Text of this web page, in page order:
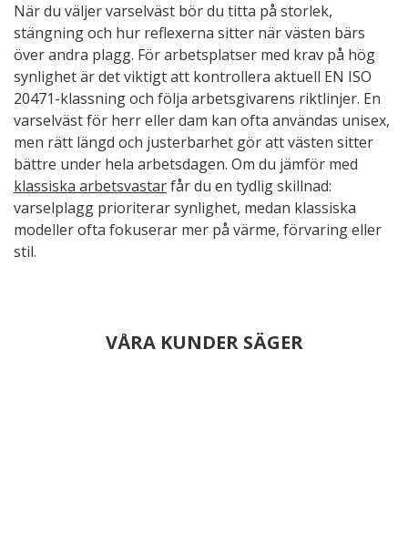
När du väljer varselväst bör du titta på storlek,
stängning och hur reflexerna sitter när västen bärs
över andra plagg. För arbetsplatser med krav på hög
synlighet är det viktigt att kontrollera aktuell EN ISO
20471-klassning och följa arbetsgivarens riktlinjer. En
varselväst för herr eller dam kan ofta användas unisex,
men rätt längd och justerbarhet gör att västen sitter
bättre under hela arbetsdagen. Om du jämför med
klassiska arbetsvastarfår du en tydlig skillnad:
varselplagg prioriterar synlighet, medan klassiska
modeller ofta fokuserar mer på värme, förvaring eller
stil.
VÅRA KUNDER SÄGER